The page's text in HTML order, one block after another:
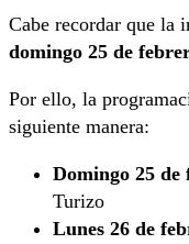
Cabe recordar que la
domingo 25 de
Por ello, la
siguiente manera:
Domingo 25 de
Turizo
Lunes 26 de